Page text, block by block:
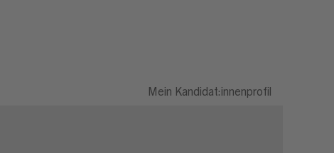
Mein Kandidat:innenprofil